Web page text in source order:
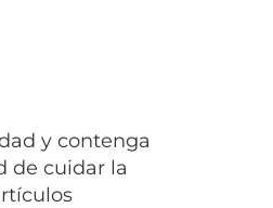
y contenga
de cuidar la